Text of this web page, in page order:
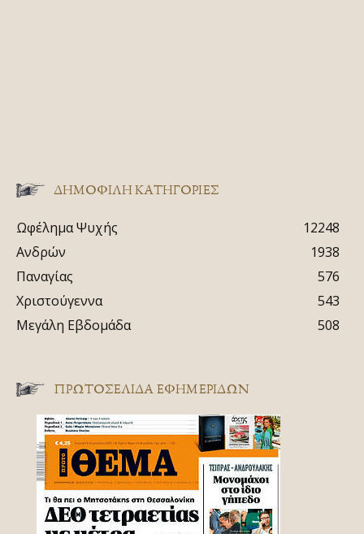
ΔΗΜΟΦΙΛΗ ΚΑΤΗΓΟΡΙΕΣ
Ωφέλημα Ψυχής
12248
Ανδρών
1938
Παναγίας
576
Χριστούγεννα
543
Μεγάλη Εβδομάδα
508
ΠΡΩΤΟΣΈΛΙΔΑ ΕΦΗΜΕΡΊΔΩΝ